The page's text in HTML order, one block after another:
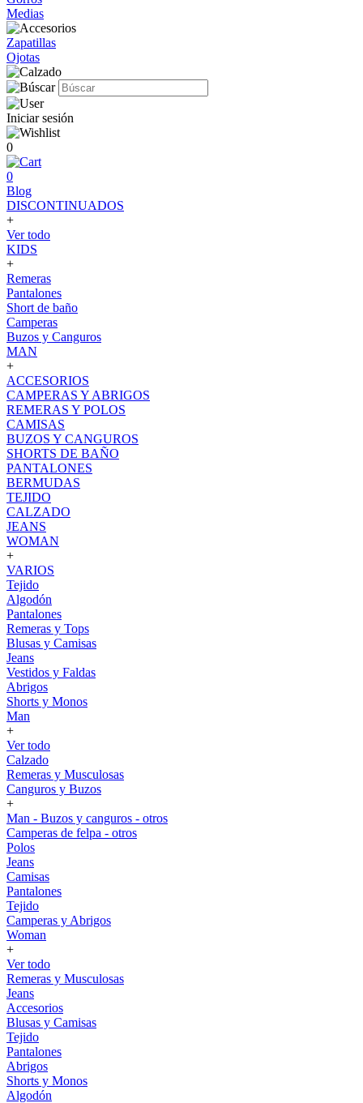
Medias
Zapatillas
Ojotas
Iniciar sesión
0
0
Blog
DISCONTINUADOS
+
Ver todo
KIDS
+
Remeras
Pantalones
Short de baño
Camperas
Buzos y Canguros
MAN
+
ACCESORIOS
CAMPERAS Y ABRIGOS
REMERAS Y POLOS
CAMISAS
BUZOS Y CANGUROS
SHORTS DE BAÑO
PANTALONES
BERMUDAS
TEJIDO
CALZADO
JEANS
WOMAN
+
VARIOS
Tejido
Algodón
Pantalones
Remeras y Tops
Blusas y Camisas
Jeans
Vestidos y Faldas
Abrigos
Shorts y Monos
Man
+
Ver todo
Calzado
Remeras y Musculosas
Canguros y Buzos
+
Man - Buzos y canguros - otros
Camperas de felpa - otros
Polos
Jeans
Camisas
Pantalones
Tejido
Camperas y Abrigos
Woman
+
Ver todo
Remeras y Musculosas
Jeans
Accesorios
Blusas y Camisas
Tejido
Pantalones
Abrigos
Shorts y Monos
Algodón